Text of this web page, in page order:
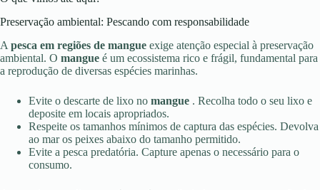
Preservação ambiental: Pescando com responsabilidade
A pesca em regiões de mangue exige atenção especial à preservação
ambiental. O mangue é um ecossistema rico e frágil, fundamental para
a reprodução de diversas espécies marinhas.
Evite o descarte de lixo no mangue . Recolha todo o seu lixo e
deposite em locais apropriados.
Respeite os tamanhos mínimos de captura das espécies. Devolva
ao mar os peixes abaixo do tamanho permitido.
Evite a pesca predatória. Capture apenas o necessário para o
consumo.